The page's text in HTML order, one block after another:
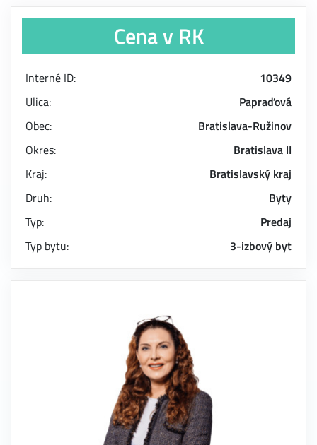
Cena v RK
Interné ID:
10349
Ulica:
Papraďová
Obec:
Bratislava-Ružinov
Okres:
Bratislava II
Kraj:
Bratislavský kraj
Druh:
Byty
Typ:
Predaj
Typ bytu:
3-izbový byt